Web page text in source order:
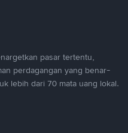
pasar tertentu,
perdagangan yang benar-
lebih dari 70 mata uang lokal.